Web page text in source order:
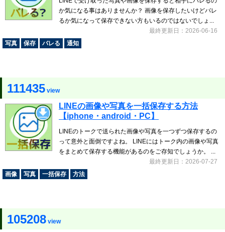
か気になる事はありませんか？ 画像を保存したいけどバレ
るか気になって保存できない方もいるのではないでしょ...
最終更新日：2026-06-16
写真
保存 バレる 通知
111435 view
LINEの画像や写真を一括保存する方法
【iphone・android・PC】
LINEのトークで送られた画像や写真を一つずつ保存するの
って意外と面倒ですよね。 LINEにはトーク内の画像や写真
をまとめて保存する機能があるのをご存知でしょうか。 ...
最終更新日：2026-07-27
画像
写真 一括保存 方法
105208 view